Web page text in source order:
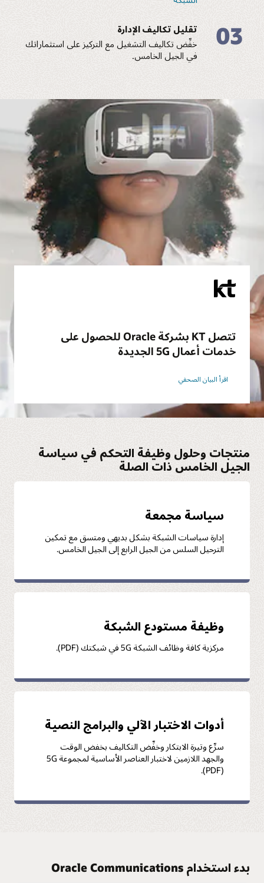
03 تقليل تكاليف الإدارة
خفِّض تكاليف التشغيل مع التركيز على استثماراتك
في الجيل الخامس.
تتصل KT بشركة Oracle للحصول على
خدمات أعمال 5G الجديدة
اقرأ البيان الصحفي
منتجات وحلول وظيفة التحكم في سياسة
الجيل الخامس ذات الصلة
سياسة مجمعة
إدارة سياسات الشبكة بشكل بديهي ومتسق مع تمكين
الترحيل السلس من الجيل الرابع إلى الجيل الخامس.
وظيفة مستودع الشبكة
مركزية كافة وظائف الشبكة 5G في شبكتك (PDF).
أدوات الاختبار الآلي والبرامج النصية
سرِّع وتيرة الابتكار وخفِّض التكاليف بخفض الوقت
والجهد اللازمين لاختبار العناصر الأساسية لمجموعة 5G
(PDF).
بدء استخدام Oracle Communications